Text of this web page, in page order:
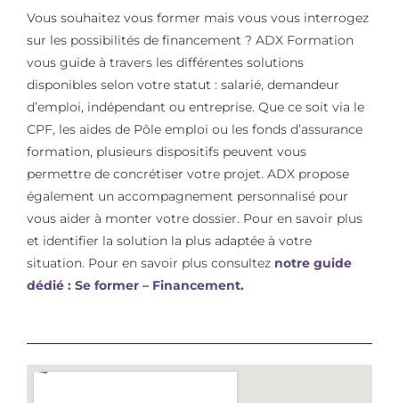
Vous souhaitez vous former mais vous vous interrogez
sur les possibilités de financement ? ADX Formation
vous guide à travers les différentes solutions
disponibles selon votre statut : salarié, demandeur
d’emploi, indépendant ou entreprise. Que ce soit via le
CPF, les aides de Pôle emploi ou les fonds d’assurance
formation, plusieurs dispositifs peuvent vous
permettre de concrétiser votre projet. ADX propose
également un accompagnement personnalisé pour
vous aider à monter votre dossier. Pour en savoir plus
et identifier la solution la plus adaptée à votre
situation. Pour en savoir plus consulteznotre guide
dédié : Se former – Financement.